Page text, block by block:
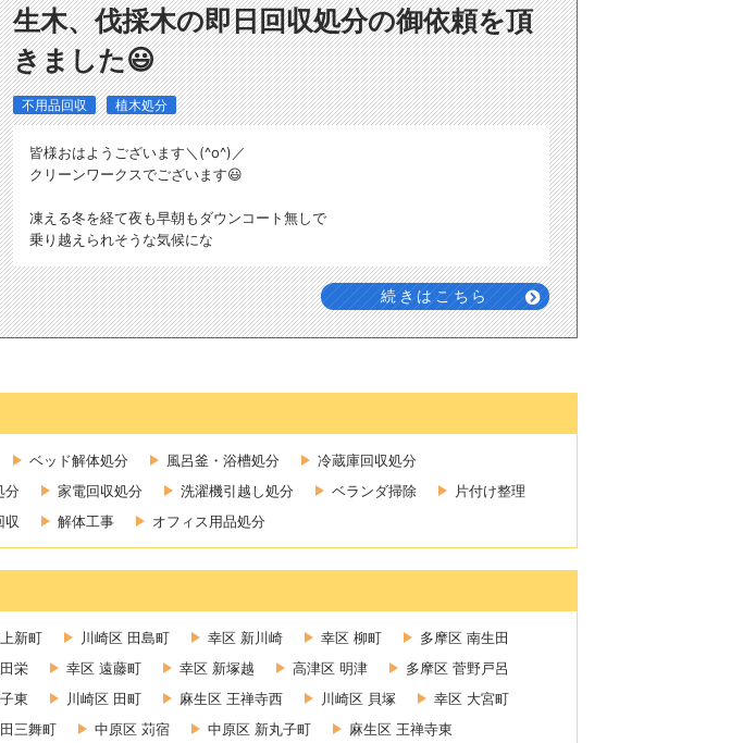
生木、伐採木の即日回収処分の御依頼を頂
きました😃
不用品回収 植木処分
皆様おはようございます＼(^o^)／
クリーンワークスでございます😃
凍える冬を経て夜も早朝もダウンコート無しで
乗り越えられそうな気候にな
続きはこちら
ベッド解体処分 風呂釜・浴槽処分
冷蔵庫回収処分
分 家電回収処分 洗濯機引越し処分 ベランダ掃除
片付け整理
収 解体工事 オフィス用品処分
新町 川崎区 田島町 幸区 新川崎 幸区 柳町
多摩区 南生田
栄 幸区 遠藤町 幸区 新塚越 高津区 明津
多摩区 菅野戸呂
東 川崎区 田町 麻生区 王禅寺西 川崎区 貝塚
幸区 大宮町
三舞町 中原区 苅宿 中原区 新丸子町
麻生区 王禅寺東